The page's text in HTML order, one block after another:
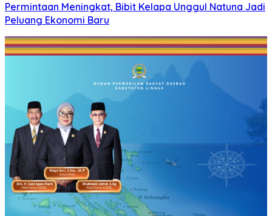
Permintaan Meningkat, Bibit Kelapa Unggul Natuna Jadi
Peluang Ekonomi Baru